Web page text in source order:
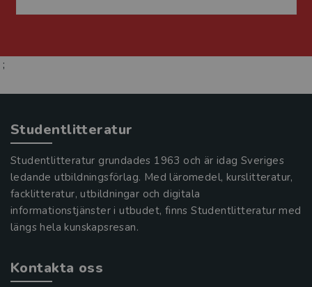
;
Studentlitteratur
Studentlitteratur grundades 1963 och är idag Sveriges
ledande utbildningsförlag. Med läromedel, kurslitteratur,
facklitteratur, utbildningar och digitala
informationstjänster i utbudet, finns Studentlitteratur med
längs hela kunskapsresan.
Kontakta oss